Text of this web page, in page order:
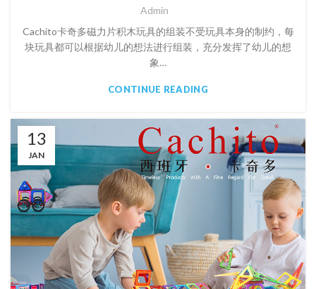
Admin
Cachito卡奇多磁力片积木玩具的组装不受玩具本身的制约，每
块玩具都可以根据幼儿的想法进行组装，充分发挥了幼儿的想
象…
CONTINUE READING
13
JAN